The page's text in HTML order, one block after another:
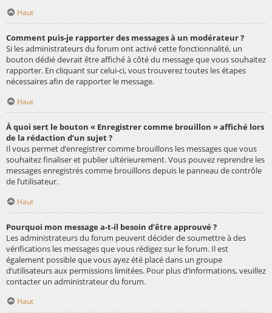
Haut
Comment puis-je rapporter des messages à un modérateur ?
Si les administrateurs du forum ont activé cette fonctionnalité, un
bouton dédié devrait être affiché à côté du message que vous souhaitez
rapporter. En cliquant sur celui-ci, vous trouverez toutes les étapes
nécessaires afin de rapporter le message.
Haut
À quoi sert le bouton « Enregistrer comme brouillon » affiché lors
de la rédaction d’un sujet ?
Il vous permet d’enregistrer comme brouillons les messages que vous
souhaitez finaliser et publier ultérieurement. Vous pouvez reprendre les
messages enregistrés comme brouillons depuis le panneau de contrôle
de l’utilisateur.
Haut
Pourquoi mon message a-t-il besoin d’être approuvé ?
Les administrateurs du forum peuvent décider de soumettre à des
vérifications les messages que vous rédigez sur le forum. Il est
également possible que vous ayez été placé dans un groupe
d’utilisateurs aux permissions limitées. Pour plus d’informations, veuillez
contacter un administrateur du forum.
Haut